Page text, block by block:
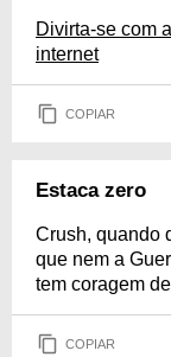
Divirta-se com
internet
COPIAR
Estaca zero
Crush, quando
que nem a
tem coragem
COPIAR